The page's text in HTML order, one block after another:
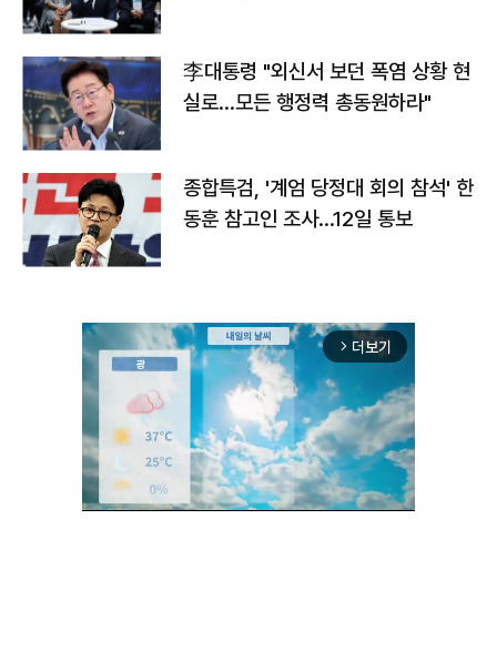
李대통령 "외신서 보던 폭염 상황 현
실로…모든 행정력 총동원하라"
종합특검, '계엄 당정대 회의 참석' 한
동훈 참고인 조사...12일 통보
arrow_forward_ios 더보기